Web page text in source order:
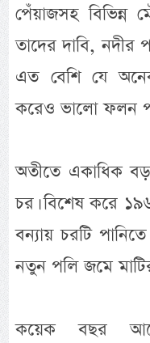
পেঁয়াজসহ
তাদের দাবি, নদীর
এত বেশি যে
করেও ভালো ফলন
অতীতে একাধিক বড়
চর। বিশেষ করে
বন্যায় চরটি
নতুন পলি জমে
কয়েক বছর আগে